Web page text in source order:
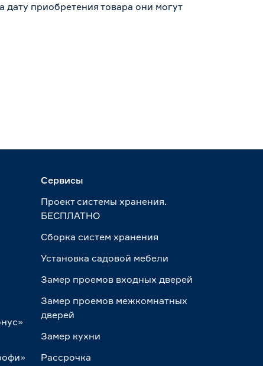
приобретения товара они могут
Сервисы
Проект системы хранения.
БЕСПЛАТНО
Сборка систем хранения
Установка садовой мебели
Замер проемов входных дверей
Замер проемов межкомнатных
дверей
Замер кухни
Рассрочка